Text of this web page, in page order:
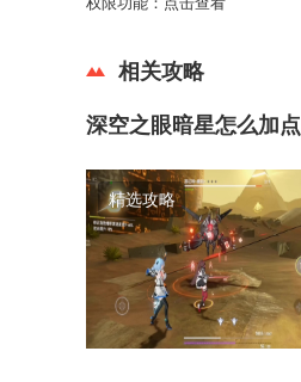
相关攻略
深空之眼暗星怎么加点
精选攻略